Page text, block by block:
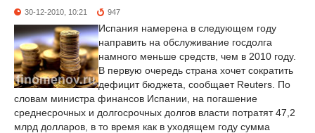
30-12-2010, 10:21 947
Испания намерена в следующем году
направить на обслуживание госдолга
намного меньше средств, чем в 2010 году.
В первую очередь страна хочет сократить
дефицит бюджета, сообщает Reuters. По
словам министра финансов Испании, на погашение
среднесрочных и долгосрочных долгов власти потратят 47,2
млрд долларов, в то время как в уходящем году сумма